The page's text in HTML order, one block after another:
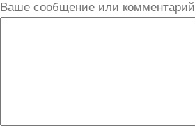
Ваше сообщение или комментарий